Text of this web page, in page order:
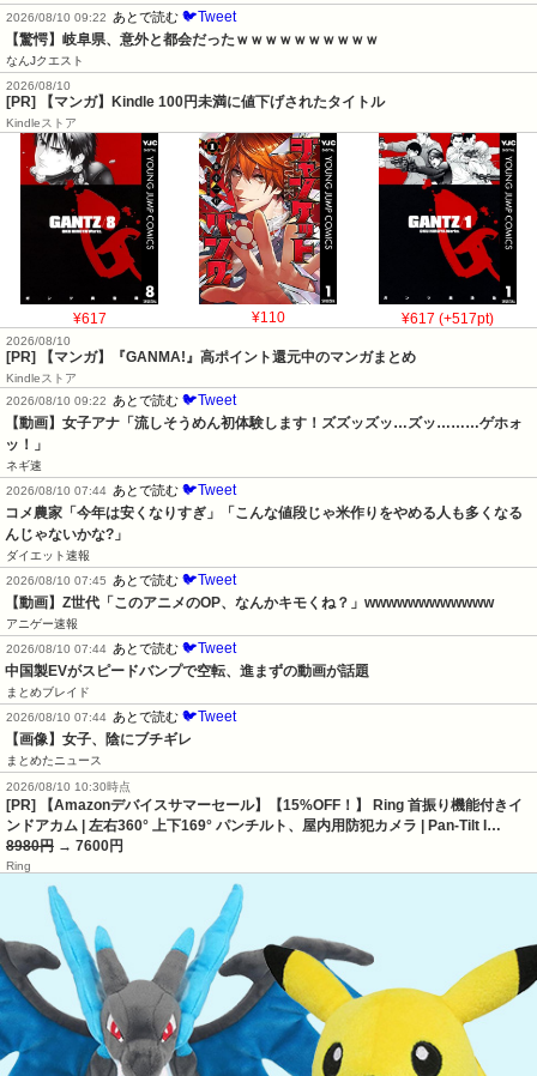
2026/08/10 09:22
あとで読む 🐦Tweet
【驚愕】岐阜県、意外と都会だったｗｗｗｗｗｗｗｗｗｗ
なんJクエスト
2026/08/10
[PR] 【マンガ】Kindle 100円未満に値下げされたタイトル
Kindleストア
¥617 ¥110 ¥617 (+517pt)
2026/08/10
[PR] 【マンガ】『GANMA!』高ポイント還元中のマンガまとめ
Kindleストア
2026/08/10 09:22
あとで読む 🐦Tweet
【動画】女子アナ「流しそうめん初体験します！ズズッズッ…ズッ………ゲホォ
ッ！」
ネギ速
2026/08/10 07:44 あとで読む 🐦Tweet
コメ農家「今年は安くなりすぎ」「こんな値段じゃ米作りをやめる人も多くなる
んじゃないかな?」
ダイエット速報
2026/08/10 07:45
あとで読む 🐦Tweet
【動画】Z世代「このアニメのOP、なんかキモくね？」wwwwwwwwwwww
アニゲー速報
2026/08/10 07:44 あとで読む 🐦Tweet
中国製EVがスピードバンプで空転、進まずの動画が話題
まとめブレイド
2026/08/10 07:44 あとで読む 🐦Tweet
【画像】女子、陰にブチギレ
まとめたニュース
2026/08/10 10:30時点
[PR] 【Amazonデバイスサマーセール】【15%OFF！】 Ring 首振り機能付きイ
ンドアカム | 左右360° 上下169° パンチルト、屋内用防犯カメラ | Pan-Tilt I…
8980円 → 7600円
Ring